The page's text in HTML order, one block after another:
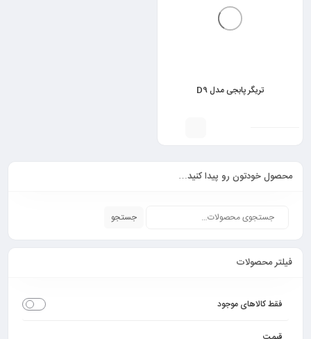
تریگر پابجی مدل D9
محصول خودتون رو پیدا کنید…
جستجو
فیلتر محصولات
فقط کالاهای موجود